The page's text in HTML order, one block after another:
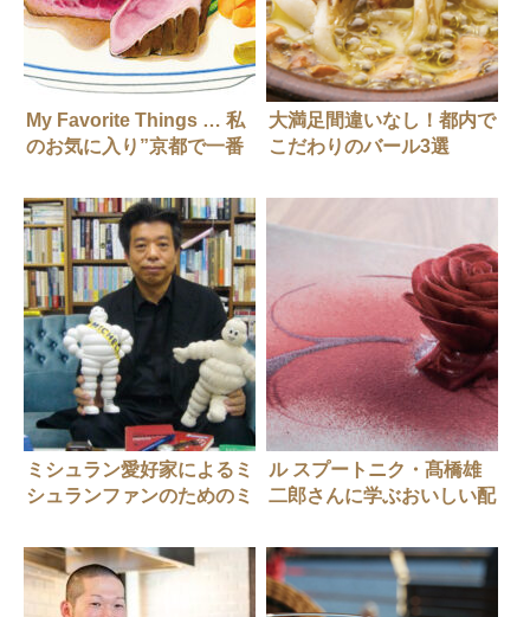
My Favorite Things … 私
のお気に入り”京都で一番
作主人 森川さん
大満足間違いなし！都内で
こだわりのバール3選
ミシュラン愛好家によるミ
シュランファンのためのミ
ル スプートニク・髙橋雄
二郎さんに学ぶおいしい配